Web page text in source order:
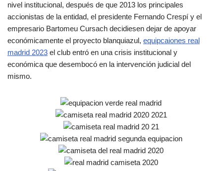
nivel institucional, después de que 2013 los principales
accionistas de la entidad, el presidente Fernando Crespí y el
empresario Bartomeu Cursach decidiesen dejar de apoyar
económicamente el proyecto blanquiazul, equipcaiones real
madrid 2023 el club entró en una crisis institucional y
económica que desembocó en la intervención judicial del
mismo.